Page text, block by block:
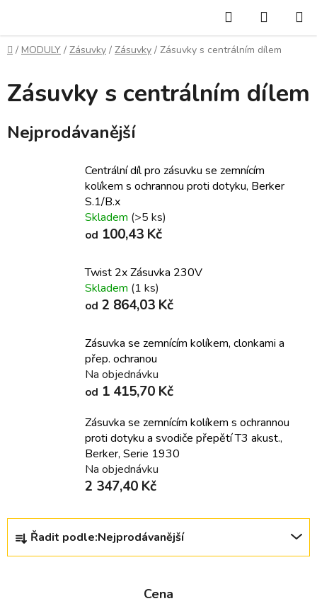
obsah
Hledat
KOŠÍK
Domů
/ MODULY / Zásuvky / Zásuvky / Zásuvky s centrálním dílem
Zásuvky s centrálním dílem
Nejprodávanější
Centrální díl pro zásuvku se zemnícím
kolíkem s ochrannou proti dotyku, Berker
S.1/B.x
Skladem (>5 ks)
od 100,43 Kč
Twist 2x Zásuvka 230V
Skladem (1 ks)
od 2 864,03 Kč
Zásuvka se zemnícím kolíkem, clonkami a
přep. ochranou
Na objednávku
od 1 415,70 Kč
Zásuvka se zemnícím kolíkem s ochrannou
proti dotyku a svodiče přepětí T3 akust.,
Berker, Serie 1930
Na objednávku
2 347,40 Kč
Ř
z
Řadit podle:Nejprodávanější
Cena